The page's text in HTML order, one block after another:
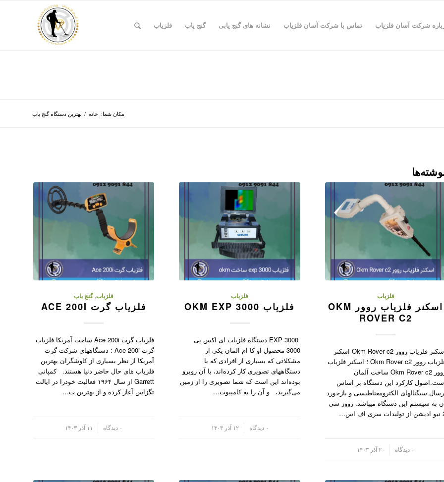
شرکت آسان فلزیاب تماس با شرکت آسان فلزیاب نشانه های گنج یابی گنج یاب فلزیاب
مکان شما: خانه / بهترین دستگاه گنج یاب
فلزیاب
اسکنر فلزیاب روور OKM
ROVER C2
اسکنر فلزیاب روور Okm Rover c2 اسکنر
فلزیاب روور Okm Rover c2 ؛ اسکنر فلزیاب
روور Okm Rover c2 ساخت آلمان
کارکرد این دستگاه بر اساس
سیگنالهای الکترومغناطیسی و بازخورد
به سیستم این دستگاه میباشد. روور سی
اف اس…
۰ دیدگاه ۲۰ آذر ۱۴۰۳
فلزیاب
فلزیاب OKM EXP 3000
EXP 3000 دستگاه فلزیاب ای اکس پی
3000 محصول او کا ام آلمان یکی از
مشکلاتی که بسیاری از افرادی که با
دستگاههای تصویری کار کرده‌اند، با آن روبرو
بوده‌اند این است که شما تصویری را از زمین
می‌گیرید، و آن را به کامپیو‌ت…
۰ دیدگاه ۱۲ آذر ۱۴۰۳
فلزیاب,گنج یاب
فلزیاب گرت ACE 200I
فلزیاب گرت Ace 200i ساخت آمریکا فلزیاب
گرت Ace 200i ؛ دستگاههای شرکت گرت
آمریکا از نظر بسیاری از کاوشگران بهترین
فلزیاب های حال حاضر دنیا هستند. کمپانی
Garrett از سال ۱۹۶۴ فعالیت خودرا در ایالت
تگزاس آغاز کرده و از بهترین ت…
۰ دیدگاه ۱۱ آذر ۱۴۰۳